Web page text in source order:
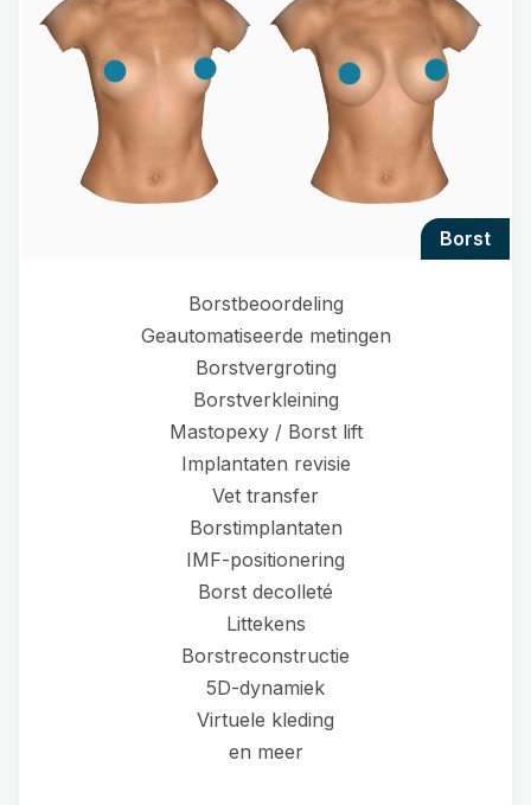
borst
Borstbeoordeling
Geautomatiseerde metingen
Borstvergroting
Borstverkleining
Mastopexy / Borst lift
Implantaten revisie
Vet transfer
Borstimplantaten
IMF-positionering
Borst decolleté
Littekens
Borstreconstructie
5D-dynamiek
Virtuele kleding
en meer